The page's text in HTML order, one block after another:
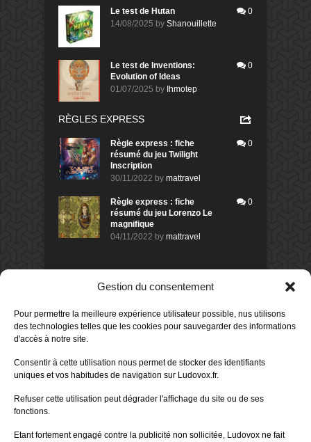
Gestion du consentement
Pour permettre la meilleure expérience utilisateur possible, nus utilisons
des technologies telles que les cookies pour sauvegarder des informations
d'accès à notre site.
Consentir à cette utilisation nous permet de stocker des identifiants
uniques et vos habitudes de navigation sur Ludovox.fr.
Refuser cette utilisation peut dégrader l'affichage du site ou de ses
fonctions.
Etant fortement engagé contre la publicité non sollicitée, Ludovox ne fait
Le test de Hutan
14/08/2025 by Shanouillette
0
Le test de Inventions:
Evolution of Ideas
01/07/2025 by Ihmotep
0
RÈGLES EXPRESS
Règle express : fiche
résumé du jeu Twilight
Inscription
30/11/2022 by mattravel
0
Règle express : fiche
résumé du jeu Lorenzo Le
magnifique
04/11/2022 by mattravel
0
DERNIERS AVIS DES MEMBRES
Avis de
Sur le jeu Collect!
il y a 1 jour
Avis demorlockbob
Sur le jeu Detective Box - Ciao
Publié leil y a 3 jours
80%
Sur le jeu Detective Box - Ciao